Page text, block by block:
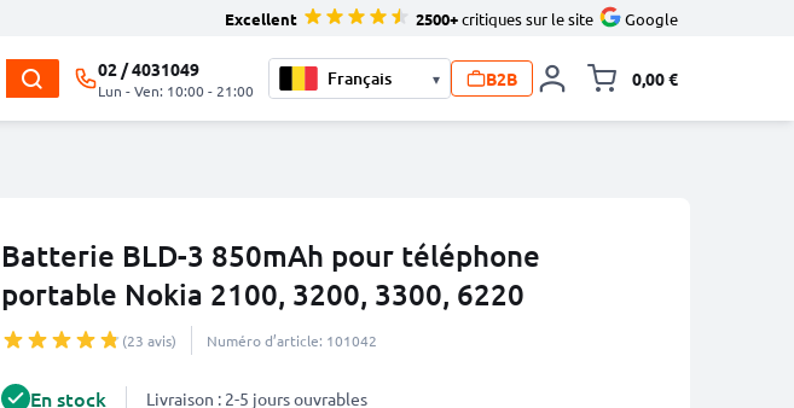
Excellent 2500+critiques sur le site Google
02 / 4031049
Lun - Ven: 10:00 - 21:00
▾ B2B 0,00 €
Batterie BLD-3 850mAh pour téléphone
portable Nokia 2100, 3200, 3300, 6220
(23 avis) Numéro d’article: 101042
En stock Livraison : 2-5 jours ouvrables